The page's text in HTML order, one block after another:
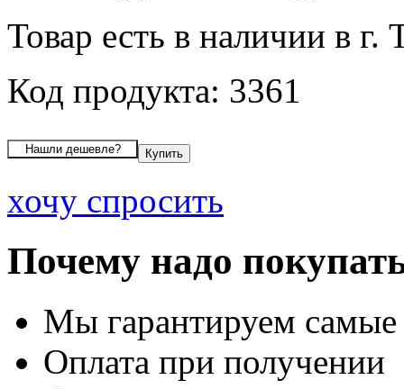
Товар есть в наличии в г.
Код продукта: 3361
хочу спросить
Почему надо
Мы гарантируем
Оплата при получении